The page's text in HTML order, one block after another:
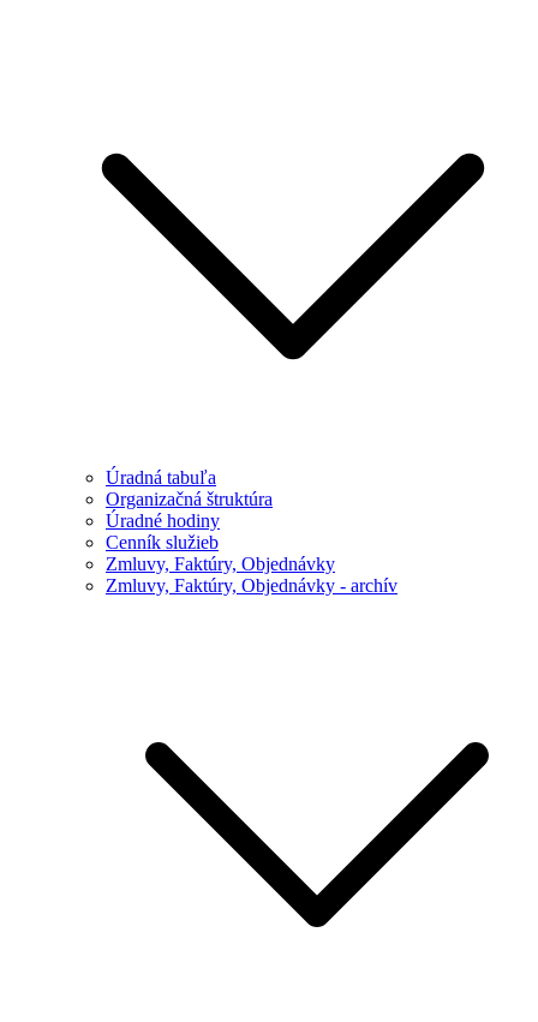
Úradná tabuľa
Organizačná štruktúra
Úradné hodiny
Cenník služieb
Zmluvy, Faktúry, Objednávky
Zmluvy, Faktúry, Objednávky - archív